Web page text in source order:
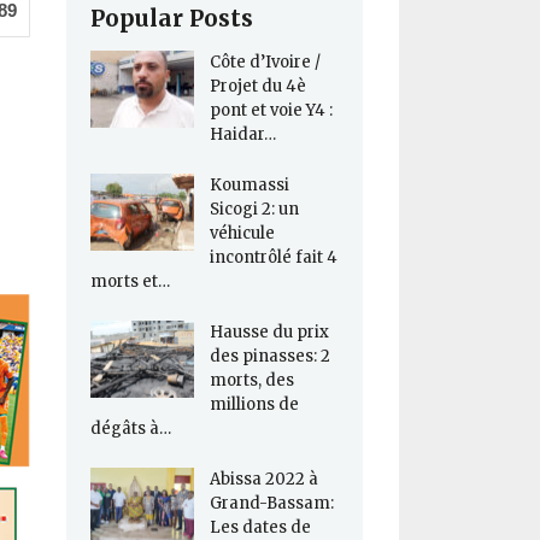
Popular Posts
Côte d’Ivoire /
Projet du 4è
pont et voie Y4 :
Haidar…
Koumassi
Sicogi 2: un
véhicule
incontrôlé fait 4
morts et…
Hausse du prix
des pinasses: 2
morts, des
millions de
dégâts à…
Abissa 2022 à
Grand-Bassam:
Les dates de